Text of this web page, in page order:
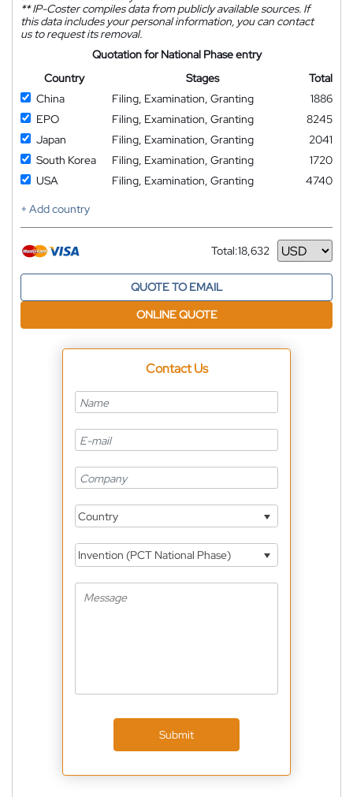
**IP-Coster compiles data from publicly available sources. If
this data includes your personal information, you can contact
us to request its removal.
Quotation for National Phase entry
Country
Stages
Total
China
Filing, Examination, Granting
1886
EPO
Filing, Examination, Granting
8245
Japan
Filing, Examination, Granting
2041
South Korea
Filing, Examination, Granting
1720
USA
Filing, Examination, Granting
4740
+ Add country
Total:18,632
Currency
QUOTE TO EMAIL
ONLINE QUOTE
Contact Us
Country
Invention (PCT National Phase)
Submit